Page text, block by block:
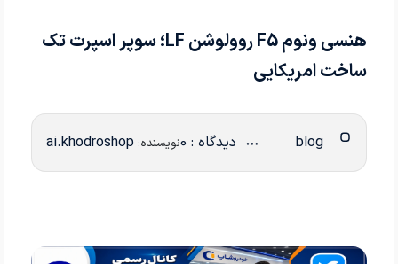
هنسی ونوم F5 روولوشن LF؛ سوپر اسپرت تک
ساخت امریکایی
دیدگاه : 0 نویسنده:ai.khodroshop